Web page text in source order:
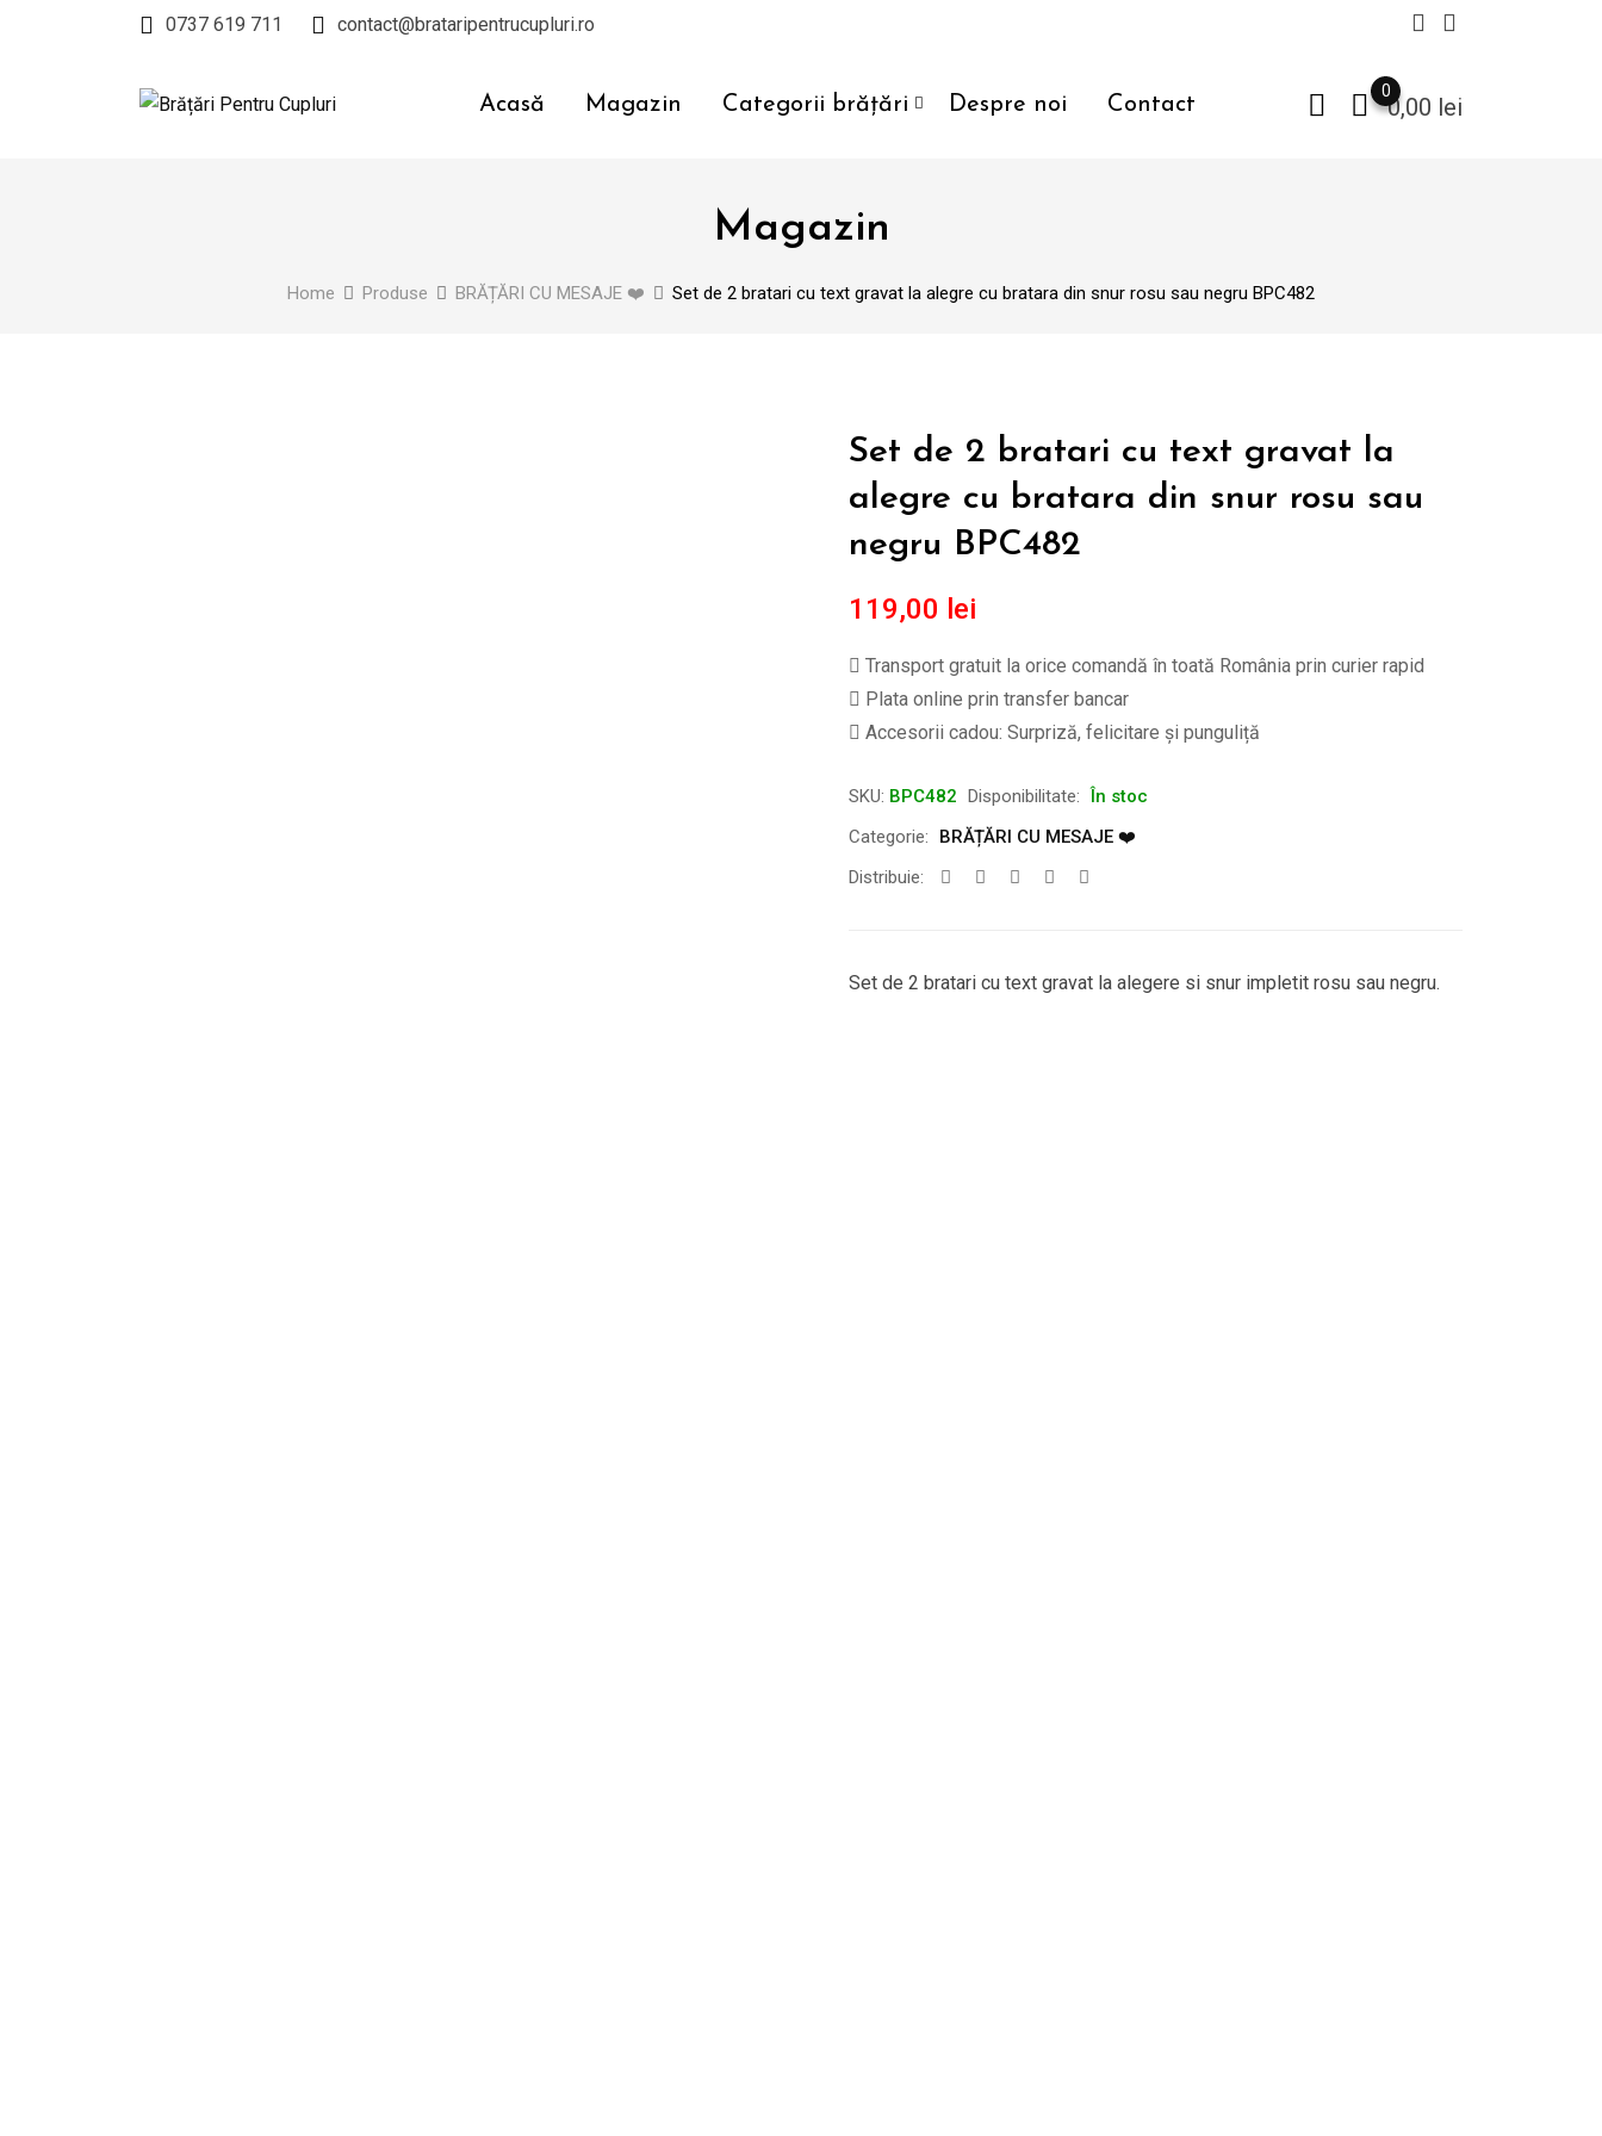
0737 619 711 contact@brataripentrucupluri.ro
Acasă Magazin Categorii brățări Despre noi Contact 0,00 lei
0
Magazin
Home Produse BRĂȚĂRI CU MESAJE ❤️ Set de 2 bratari cu text gravat la alegre cu bratara din snur rosu sau negru BPC482
Set de 2 bratari cu text gravat la
alegre cu bratara din snur rosu sau
negru BPC482
119,00 lei
Transport gratuit la orice comandă în toată România prin curier rapid
Plata online prin transfer bancar
Accesorii cadou: Surpriză, felicitare și punguliță
SKU: BPC482 Disponibilitate: În stoc
Categorie:
BRĂȚĂRI CU MESAJE ❤️
Distribuie:
Set de 2 bratari cu text gravat la alegere si snur impletit rosu sau negru.